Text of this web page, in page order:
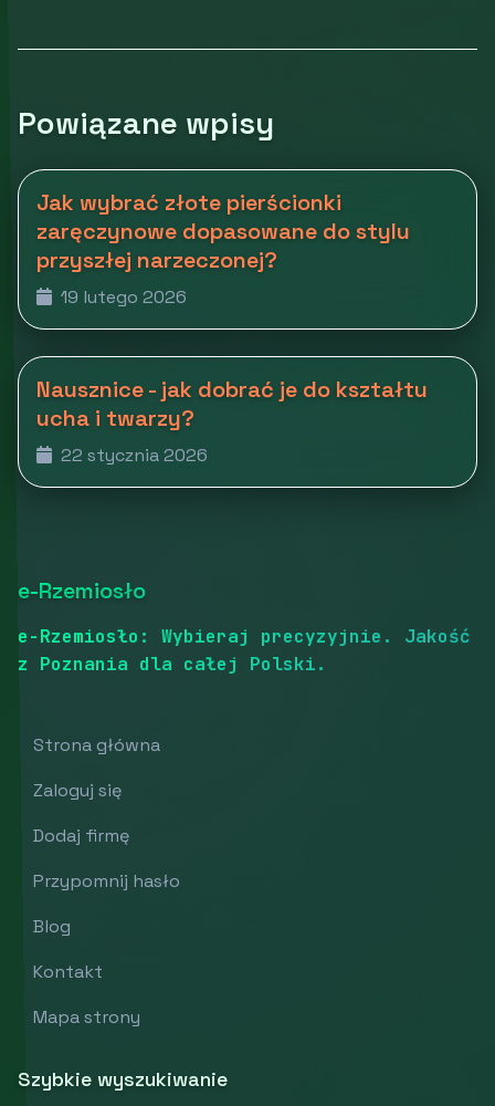
Powiązane wpisy
Jak wybrać złote pierścionki
zaręczynowe dopasowane do stylu
przyszłej narzeczonej?
19 lutego 2026
Nausznice - jak dobrać je do kształtu
ucha i twarzy?
22 stycznia 2026
e-Rzemiosło
e-Rzemiosło: Wybieraj precyzyjnie. Jakość
z Poznania dla całej Polski.
Strona główna
Zaloguj się
Dodaj firmę
Przypomnij hasło
Blog
Kontakt
Mapa strony
Szybkie wyszukiwanie